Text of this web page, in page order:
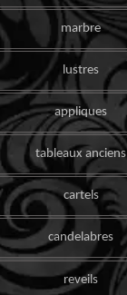
marbre
lustres
appliques
tableaux anciens
cartels
candelabres
reveils